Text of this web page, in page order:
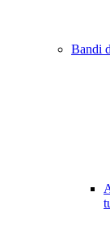
Bandi